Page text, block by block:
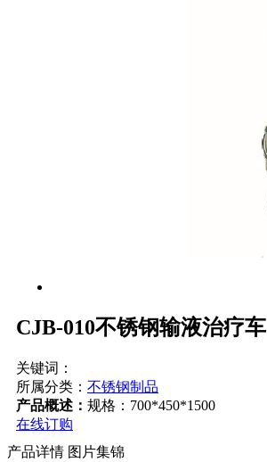
CJB-010不锈钢输液治疗车
关键词：
所属分类： 不锈钢制品
产品概述： 规格：700*450*1500
在线订购
产品详情 图片集锦